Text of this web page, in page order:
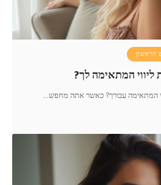
הראשון
המתאימה לך?
…